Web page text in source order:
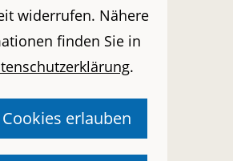
widerrufen. Nähere
finden Sie in
.
erlauben